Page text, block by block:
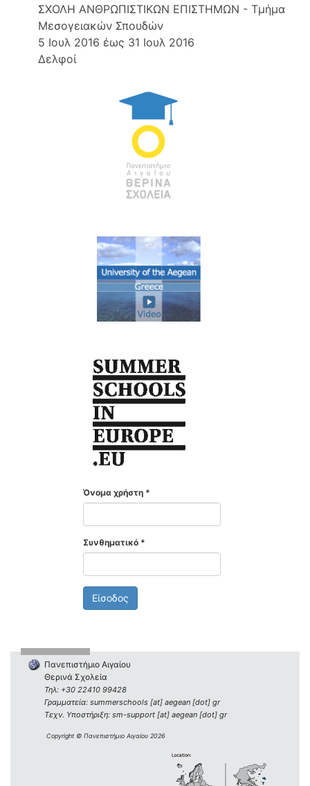
ΣΧΟΛΗ ΑΝΘΡΩΠΙΣΤΙΚΩΝ ΕΠΙΣΤΗΜΩΝ - Τμήμα
Μεσογειακών Σπουδών
5 Ιουλ 2016 έως 31 Ιουλ 2016
Δελφοί
Όνομα χρήστη *
Συνθηματικό *
Είσοδος
Πανεπιστήμιο Αιγαίου
Θερινά Σχολεία
Τηλ: +30 22410 99428
Γραμματεία: summerschools [at] aegean [dot] gr
Τεχν. Υποστήριξη: sm-support [at] aegean [dot] gr
Copyright © Πανεπιστήμιο Αιγαίου 2026